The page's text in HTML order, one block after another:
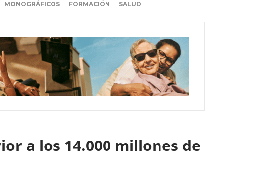
MONOGRÁFICOS FORMACIÓN SALUD
a los 14.000 millones de